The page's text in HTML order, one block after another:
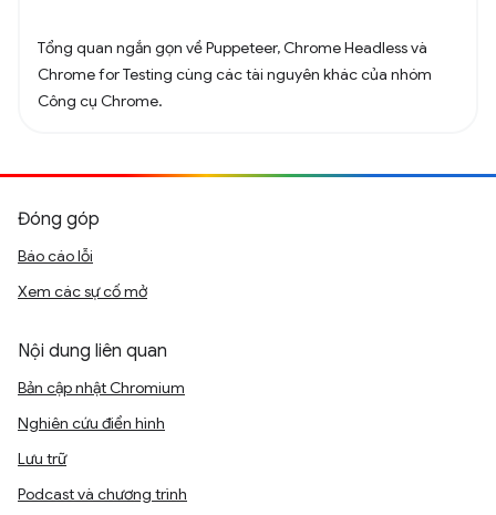
Tổng quan ngắn gọn về Puppeteer, Chrome Headless và
Chrome for Testing cùng các tài nguyên khác của nhóm
Công cụ Chrome.
Đóng góp
Báo cáo lỗi
Xem các sự cố mở
Nội dung liên quan
Bản cập nhật Chromium
Nghiên cứu điển hình
Lưu trữ
Podcast và chương trình